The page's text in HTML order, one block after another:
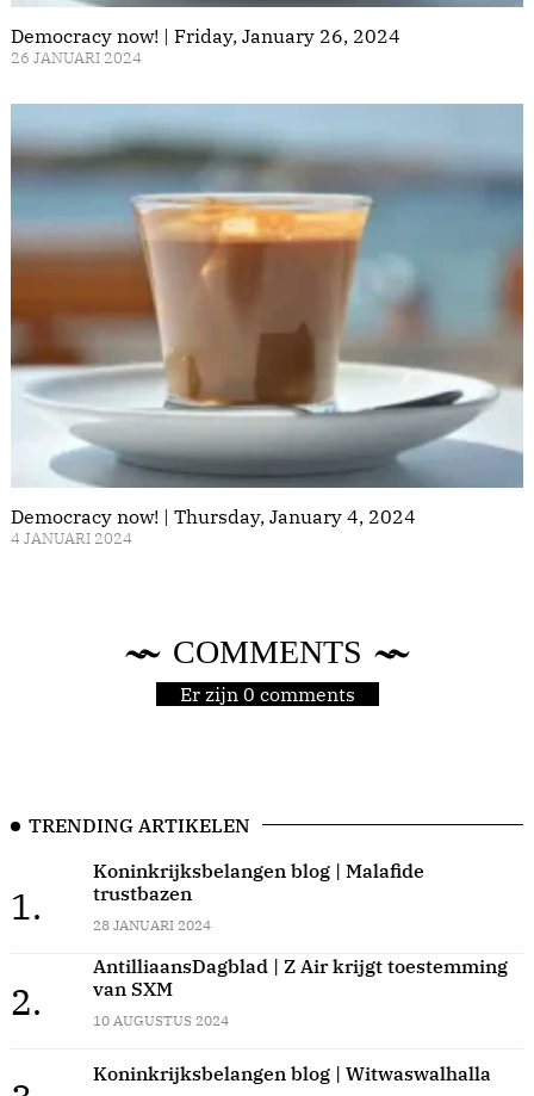
Democracy now! | Friday, January 26, 2024
26 JANUARI 2024
Democracy now! | Thursday, January 4, 2024
4 JANUARI 2024
COMMENTS
Er zijn 0 comments
TRENDING ARTIKELEN
1.
Koninkrijksbelangen blog | Malafide
trustbazen
28 JANUARI 2024
2.
AntilliaansDagblad | Z Air krijgt toestemming
van SXM
10 AUGUSTUS 2024
Koninkrijksbelangen blog | Witwaswalhalla